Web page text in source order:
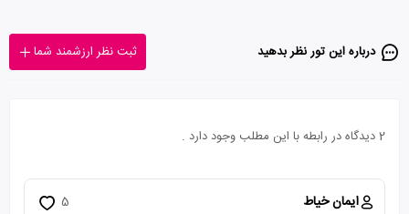
درباره این تور‌ نظر بدهید ثبت نظر ارزشمند شما
2 دیدگاه در رابطه با این مطلب وجود دارد .
ایمان خیاط 5